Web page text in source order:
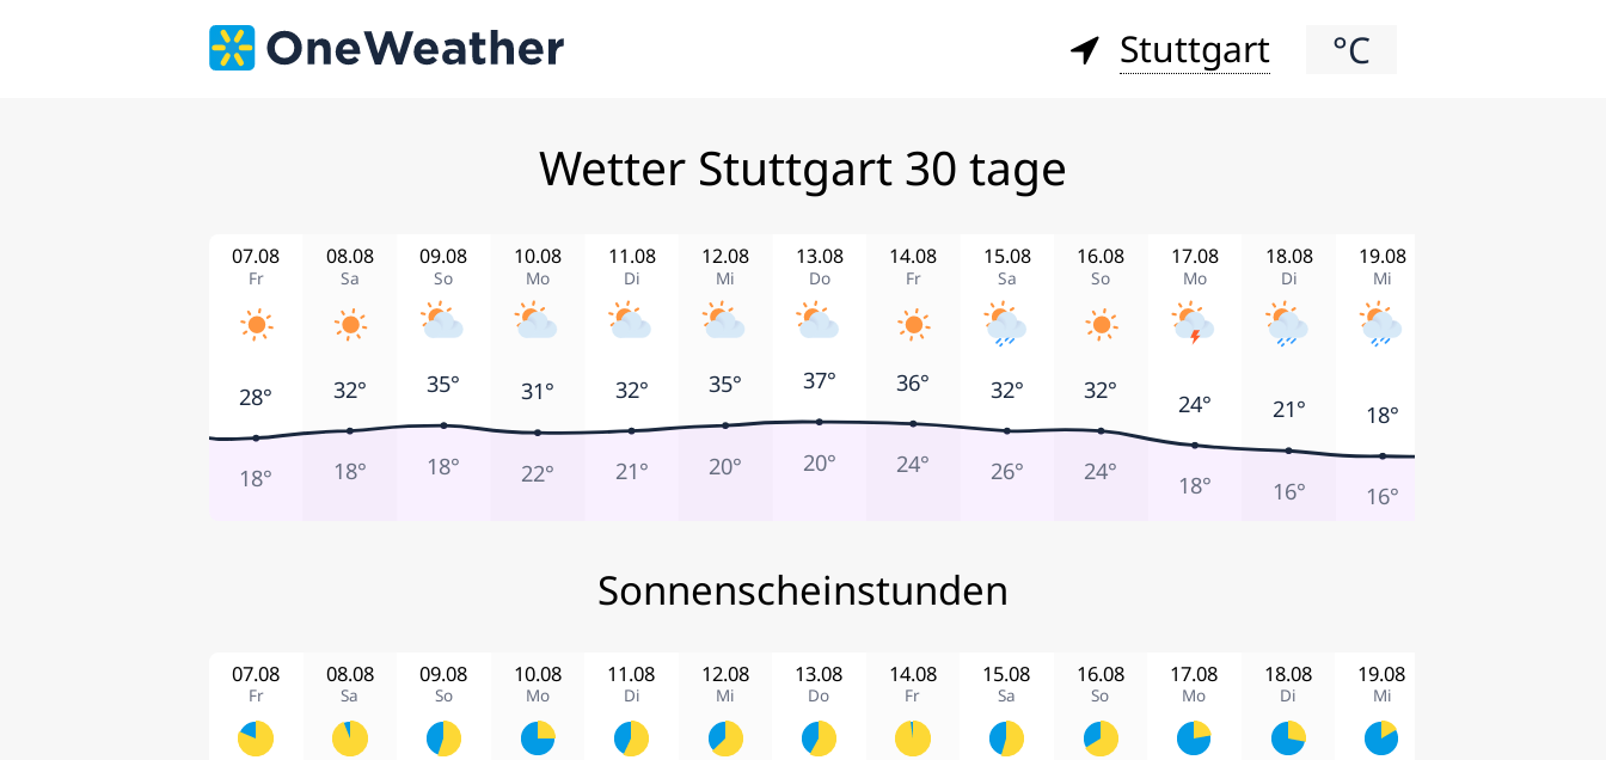
Stuttgart °C
Wetter Stuttgart 30 tage
Fr
07.08
Sa
08.08
So
09.08
Mo
10.08
Di
11.08
Mi
12.08
Do
13.08
Fr
14.08
Sa
15.08
So
16.08
Mo
17.08
Di
18.08
Mi
19.08
28°
18°
32°
18°
35°
18°
31°
22°
32°
21°
35°
20°
37°
20°
36°
24°
32°
26°
32°
24°
24°
18°
21°
16°
18°
16°
Sonnenscheinstunden
07.08
Fr
08.08
Sa
09.08
So
10.08
Mo
11.08
Di
12.08
Mi
13.08
Do
14.08
Fr
15.08
Sa
16.08
So
17.08
Mo
18.08
Di
19.08
Mi